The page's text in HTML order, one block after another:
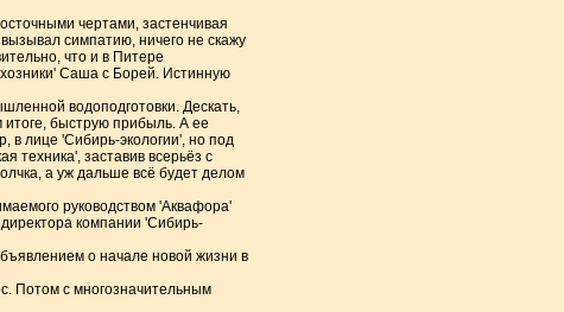
чертами, застенчивая
симпатию, ничего не скажу
что и в Питере
Саша с Борей. Истинную
водоподготовки. Дескать,
итоге, быструю прибыль. А ее
в лице 'Сибирь-экологии', но под
техника', заставив всерьёз с
а уж дальше всё будет делом
руководством 'Аквафора'
компании 'Сибирь-
о начале новой жизни в
Потом с многозначительным